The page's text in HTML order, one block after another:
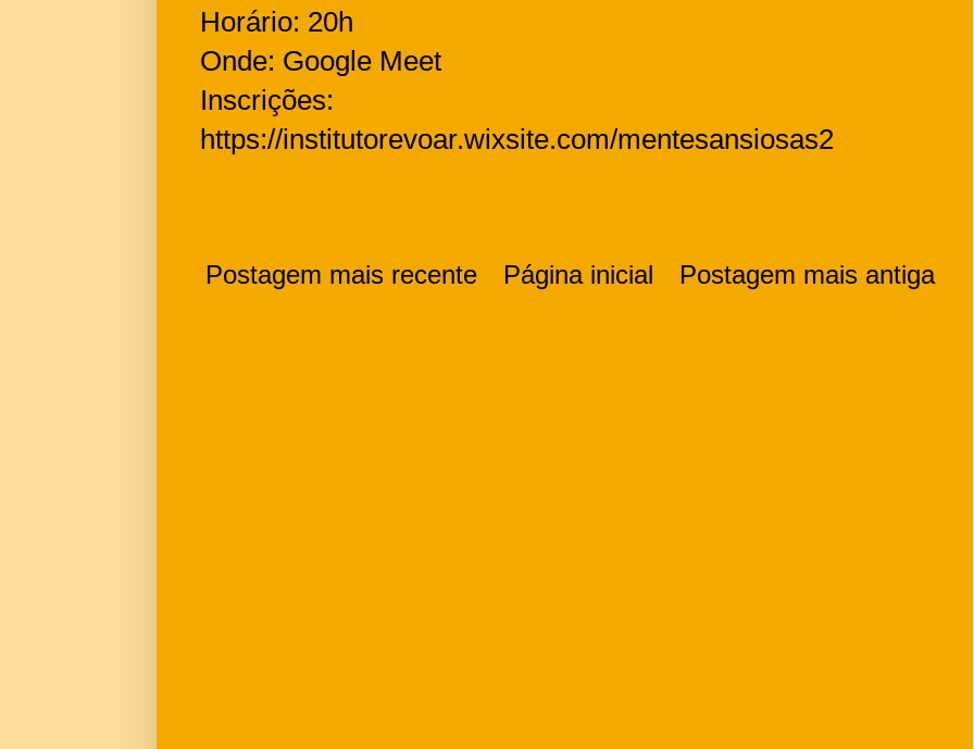
Horário: 20h
Onde: Google Meet
Inscrições:
https://institutorevoar.wixsite.com/mentesansiosas2
Postagem mais recente Postagem mais antiga
Página inicial